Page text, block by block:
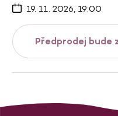
19. 11. 2026, 19:00
Předprodej bude